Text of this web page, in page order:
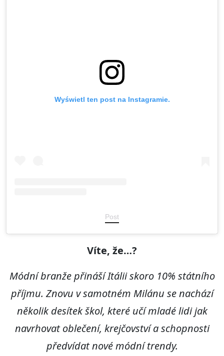
Wyświetl ten post na Instagramie.
Post
Víte, že…?
Módní branže přináší Itálii skoro 10% státního
příjmu. Znovu v samotném Milánu se nachází
několik desítek škol, které učí mladé lidi jak
navrhovat oblečení, krejčovství a schopnosti
předvídat nové módní trendy.